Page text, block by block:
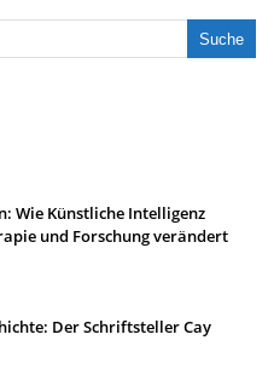
Wie Künstliche Intelligenz
und Forschung verändert
Der Schriftsteller Cay